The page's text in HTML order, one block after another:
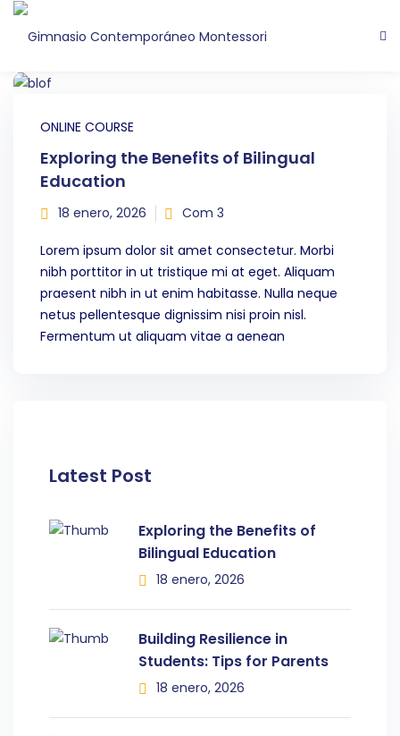
ONLINE COURSE
Exploring the Benefits of Bilingual
Education
18 enero, 2026 Com 3
Lorem ipsum dolor sit amet consectetur. Morbi
nibh porttitor in ut tristique mi at eget. Aliquam
praesent nibh in ut enim habitasse. Nulla neque
netus pellentesque dignissim nisi proin nisl.
Fermentum ut aliquam vitae a aenean
Latest Post
Exploring the Benefits of
Bilingual Education
18 enero, 2026
Building Resilience in
Students: Tips for Parents
18 enero, 2026